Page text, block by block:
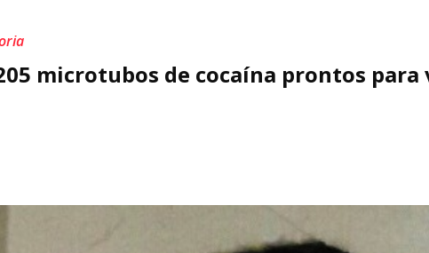
microtubos de cocaína prontos